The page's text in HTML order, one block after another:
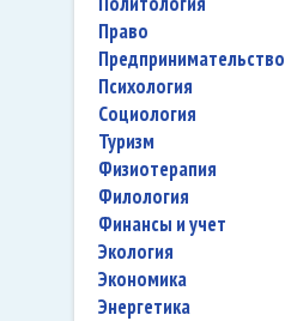
право
предпринимательство
психология
социология
туризм
физиотерапия
филология
финансы и учет
экология
экономика
энергетика